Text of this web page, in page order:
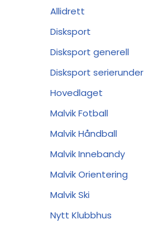
Allidrett
Disksport
Disksport generell
Disksport serierunder
Hovedlaget
Malvik Fotball
Malvik Håndball
Malvik Innebandy
Malvik Orientering
Malvik Ski
Nytt Klubbhus